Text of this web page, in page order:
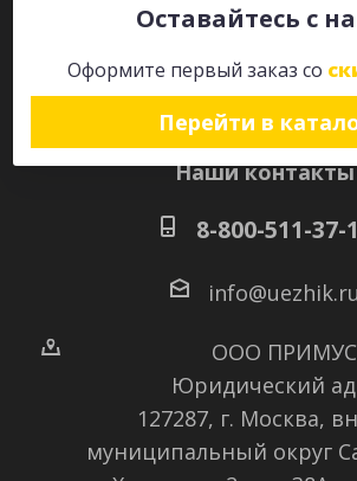
Оставайтесь с
Оформите первый заказ со
Перейти в
Наши контакты
8-800-511-37-
info@uezhik.ru
ООО ПРИМУС
Юридический
127287, г. Москва,
муниципальный округ